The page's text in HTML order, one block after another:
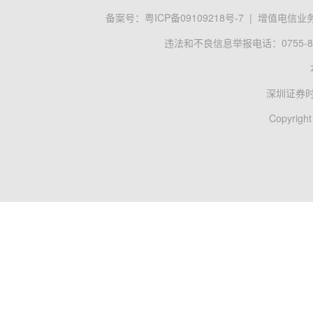
备案号： 粤ICP备09109218号-7 | 增值电信业
违法和不良信息举报电话：0755-
深圳证券